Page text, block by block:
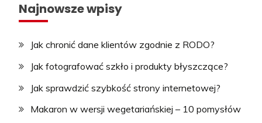
Najnowsze wpisy
Jak chronić dane klientów zgodnie z RODO?
Jak fotografować szkło i produkty błyszczące?
Jak sprawdzić szybkość strony internetowej?
Makaron w wersji wegetariańskiej – 10 pomysłów